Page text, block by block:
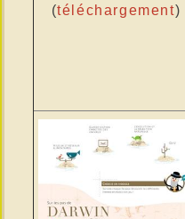
(téléchargement)